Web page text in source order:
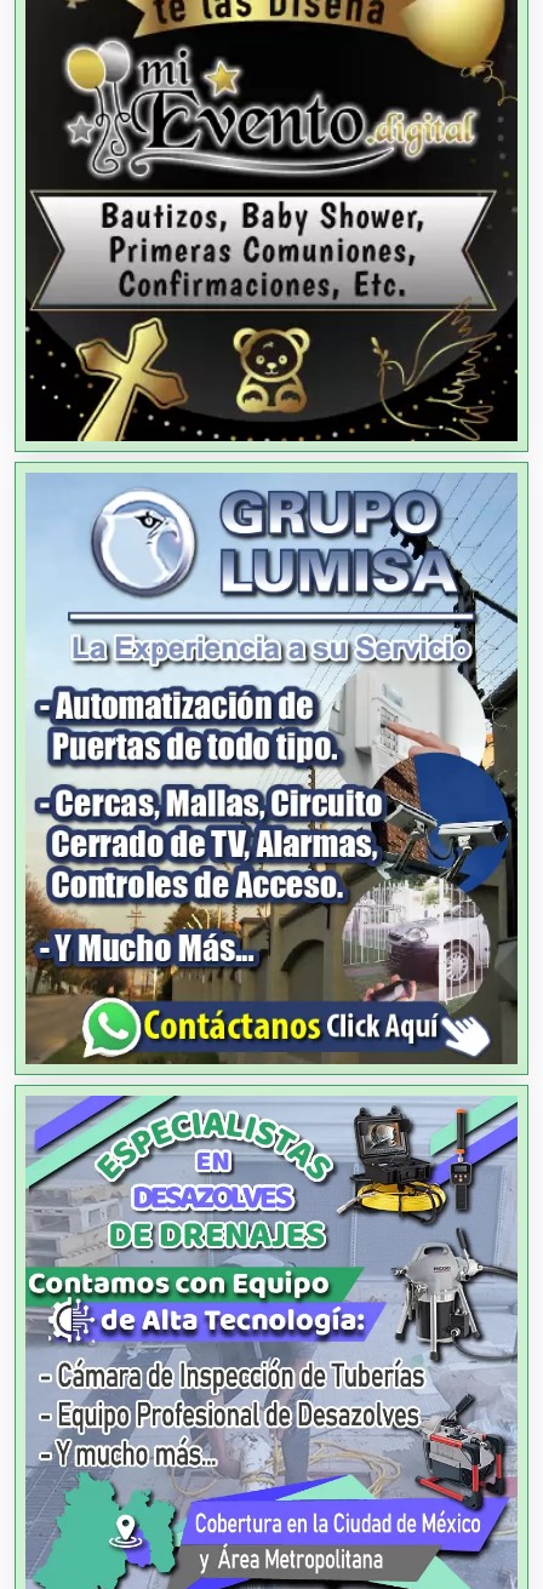
Aire Acondicionado
Alarmas
Albercas
Alimentos
Almacenaje
Alquiler de Autos
Alquiler de Equipos para Fiestas
Alquiler de Sillas y Mesas
Alquiler de Trajes de Etiqueta
Alta Costura
Aluminio
Ambulancias
Análisis Clínicos
Análisis de Aguas
Animadores de Eventos
Aparatos y Equipos Eléctricos
Arquitectos
Artes Gráficas
Artesanías
Artículos de Oficina